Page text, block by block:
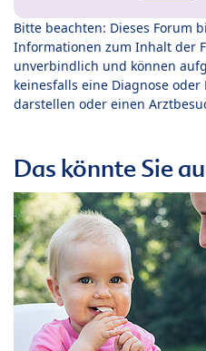
Bitte beachten: Dieses Forum
Informationen zum Inhalt der
unverbindlich und können
keinesfalls eine Diagnose
darstellen oder einen
Das könnte Sie